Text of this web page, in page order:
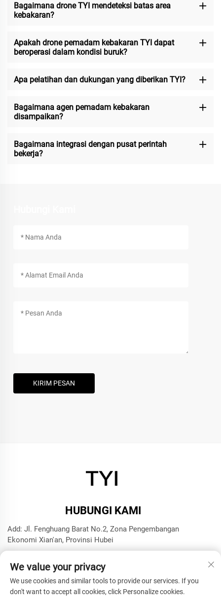
Bagaimana drone TYI mendeteksi batas area
kebakaran?
Apakah drone pemadam kebakaran TYI dapat
beroperasi dalam kondisi buruk?
Apa pelatihan dan dukungan yang diberikan TYI?
Bagaimana agen pemadam kebakaran
disampaikan?
Bagaimana integrasi dengan pusat perintah
bekerja?
KIRIM PESAN
HUBUNGI KAMI
Add: Jl. Fenghuang Barat No.2, Zona Pengembangan
Ekonomi Xian'an, Provinsi Hubei
Surel: [email protected]
We value your privacy
We use cookies and similar tools to provide our services. If you
don't want to accept all cookies, click Personalize cookies.